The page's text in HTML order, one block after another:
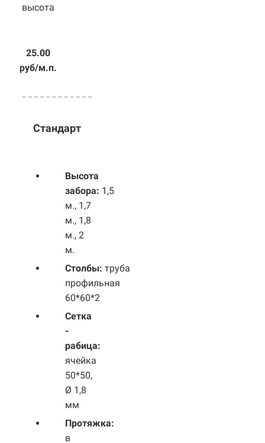
высота
25.00
руб/м.п.
Стандарт
Высота
забора: 1,5
м., 1,7
м., 1,8
м., 2
м.
Столбы: труба
профильная
60*60*2
Сетка
-
рабица:
ячейка
50*50,
Ø 1,8
мм
Протяжка:
в